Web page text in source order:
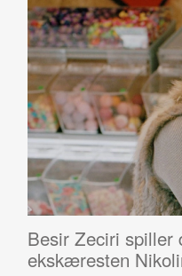
Besir Zeciri spiller
ekskæresten